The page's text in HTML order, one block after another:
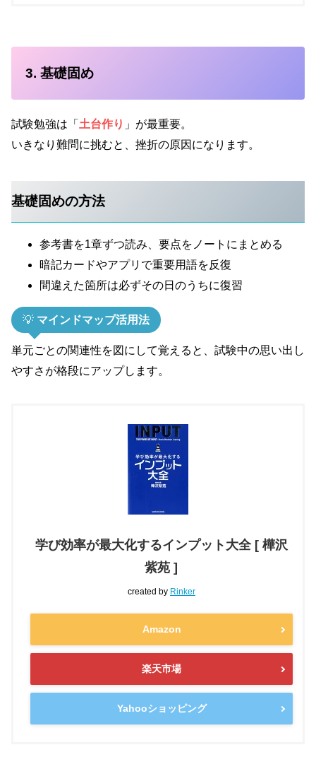
3. 基礎固め
試験勉強は「 土台作り 」が最重要。
いきなり難問に挑むと、挫折の原因になります。
基礎固めの方法
参考書を1章ずつ読み、要点をノートにまとめる
暗記カードやアプリで重要用語を反復
間違えた箇所は必ずその日のうちに復習
💡 マインドマップ活用法
単元ごとの関連性を図にして覚えると、試験中の思い出し
やすさが格段にアップします。
学び効率が最大化するインプット大全 [ 樺沢
紫苑 ]
created by Rinker
Amazon
楽天市場
Yahooショッピング